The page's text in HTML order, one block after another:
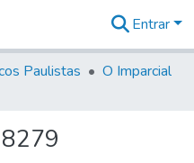
Entrar
Paulistas
O Imparcial